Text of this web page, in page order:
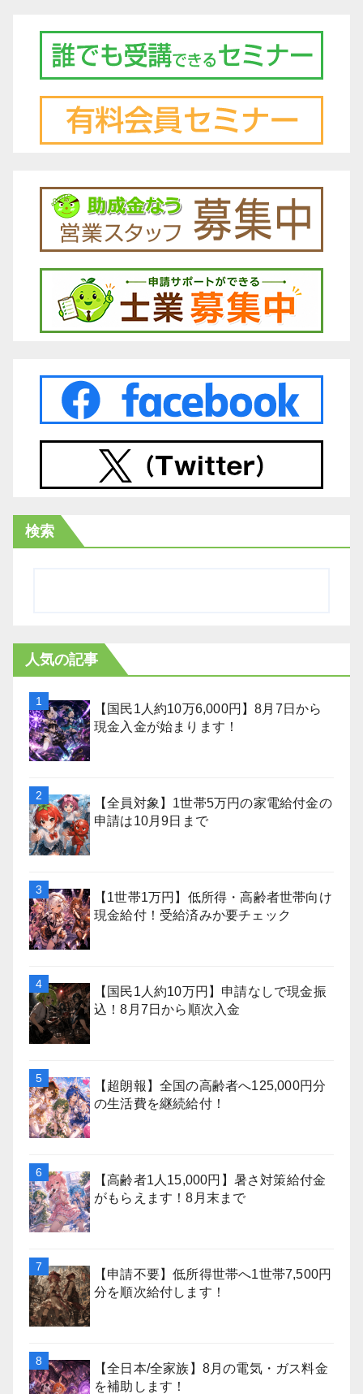
検索
人気の記事
【国民1人約10万6,000円】8月7日から
現金入金が始まります！
【全員対象】1世帯5万円の家電給付金の
申請は10月9日まで
【1世帯1万円】低所得・高齢者世帯向け
現金給付！受給済みか要チェック
【国民1人約10万円】申請なしで現金振
込！8月7日から順次入金
【超朗報】全国の高齢者へ125,000円分
の生活費を継続給付！
【高齢者1人15,000円】暑さ対策給付金
がもらえます！8月末まで
【申請不要】低所得世帯へ1世帯7,500円
分を順次給付します！
【全日本/全家族】8月の電気・ガス料金
を補助します！